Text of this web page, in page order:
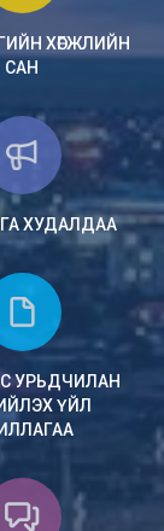
ХӨГЖЛИЙН
САН
ХУДАЛДАА
УРЬДЧИЛАН
ҮЙЛ